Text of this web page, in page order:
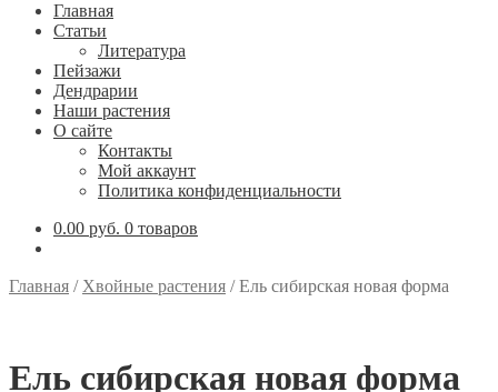
Главная
Статьи
Литература
Пейзажи
Дендрарии
Наши растения
О сайте
Контакты
Мой аккаунт
Политика конфиденциальности
0.00 руб. 0 товаров
Главная / Хвойные растения /Ель сибирская новая форма
Ель сибирская новая форма